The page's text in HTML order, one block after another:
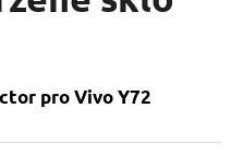
pro Vivo Y72